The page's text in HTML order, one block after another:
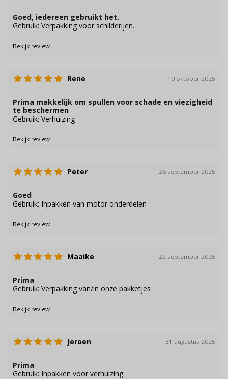
Goed, iedereen gebruikt het.
Gebruik: Verpakking voor schilderijen.
Bekijk review
Rene 10 oktober 2025
Prima makkelijk om spullen voor schade en viezigheid
te beschermen
Gebruik: Verhuizing
Bekijk review
Peter 28 september 2025
Goed
Gebruik: Inpakken van motor onderdelen
Bekijk review
Maaike 22 september 2025
Prima
Gebruik: Verpakking van/in onze pakketjes
Bekijk review
Jeroen 31 augustus 2025
Prima
Gebruik: Inpakken voor verhuizing.